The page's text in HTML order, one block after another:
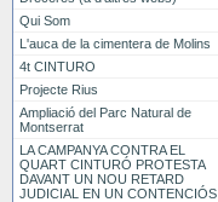
Qui Som
L'auca de la cimentera de Molins
4t CINTURO
Projecte Rius
Ampliació del Parc Natural de
Montserrat
LA CAMPANYA CONTRA EL
QUART CINTURÓ PROTESTA
DAVANT UN NOU RETARD
JUDICIAL EN UN CONTENCIÓS